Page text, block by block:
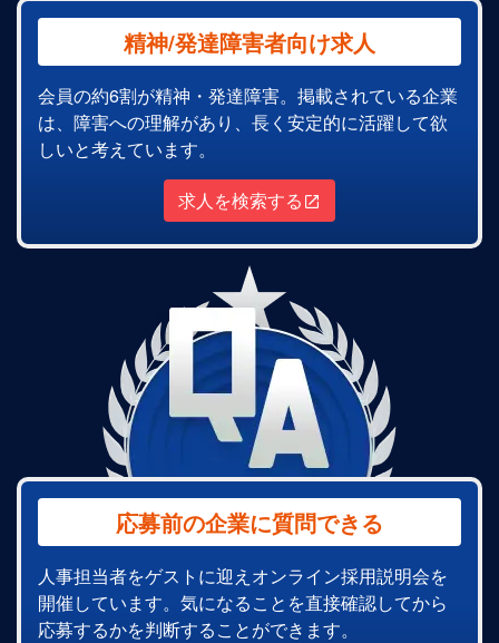
精神/発達障害者向け求人
会員の約6割が精神・発達障害。掲載されている企業
は、障害への理解があり、長く安定的に活躍して欲
しいと考えています。
求人を検索する
応募前の企業に質問できる
人事担当者をゲストに迎えオンライン採用説明会を
開催しています。気になることを直接確認してから
応募するかを判断することができます。